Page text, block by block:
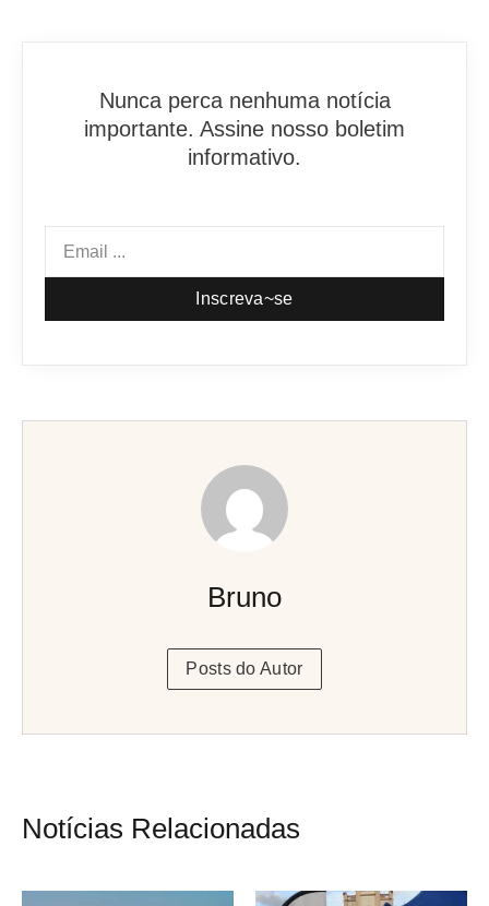
Nunca perca nenhuma notícia
importante. Assine nosso boletim
informativo.
Inscreva~se
Bruno
Posts do Autor
Notícias Relacionadas